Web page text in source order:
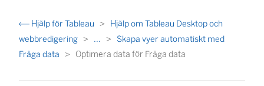
Hjälp för Tableau
Hjälp om Tableau Desktop och
webbredigering
...
Skapa vyer automatiskt med
Fråga data
Optimera data för Fråga data